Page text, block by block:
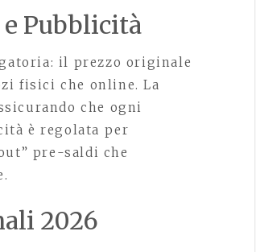
Pubblicità
il prezzo originale
fisici che online. La
che ogni
è regolata per
pre-saldi che
2026